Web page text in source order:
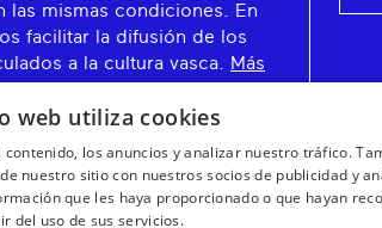
las mismas condiciones. En
facilitar la difusión de los
a la cultura vasca.
Más
web utiliza cookies
los anuncios y analizar nuestro tráfico.
nuestro sitio con nuestros socios de publicidad y
que les haya proporcionado o que hayan
del uso de sus servicios.